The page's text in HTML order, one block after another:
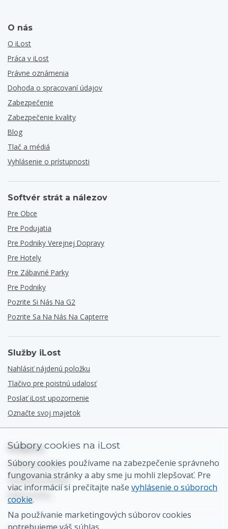
O nás
O iLost
Práca v iLost
Právne oznámenia
Dohoda o spracovaní údajov
Zabezpečenie
Zabezpečenie kvality
Blog
Tlač a médiá
Vyhlásenie o prístupnosti
Softvér strát a nálezov
Pre Obce
Pre Podujatia
Pre Podniky Verejnej Dopravy
Pre Hotely
Pre Zábavné Parky
Pre Podniky
Pozrite Si Nás Na G2
Pozrite Sa Na Nás Na Capterre
Služby iLost
Nahlásiť nájdenú položku
Tlačivo pre poistnú udalosť
Poslať iLost upozornenie
Označte svoj majetok
Podpora
Centrum pomoci
Všeobecný kontakt
Mapa stránky
Súbory cookies na iLost
Súbory cookies používame na zabezpečenie správneho
fungovania stránky a aby sme ju mohli zlepšovať. Pre
viac informácií si prečítajte naše vyhlásenie o súboroch
cookie.
Na používanie marketingových súborov cookies